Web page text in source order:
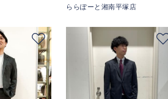
ららぽーと湘南平塚店